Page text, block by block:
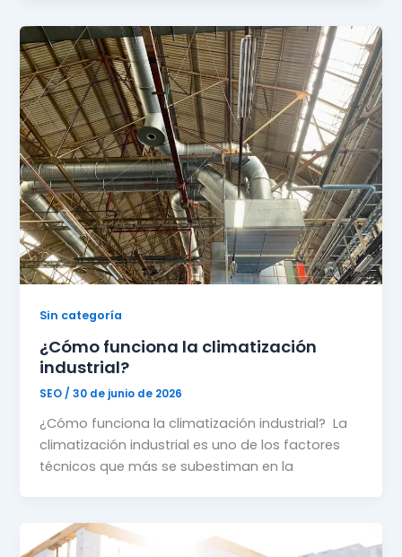
Sin categoría
¿Cómo funciona la climatización
industrial?
SEO/30 de junio de 2026
¿Cómo funciona la climatización industrial? La
climatización industrial es uno de los factores
técnicos que más se subestiman en la